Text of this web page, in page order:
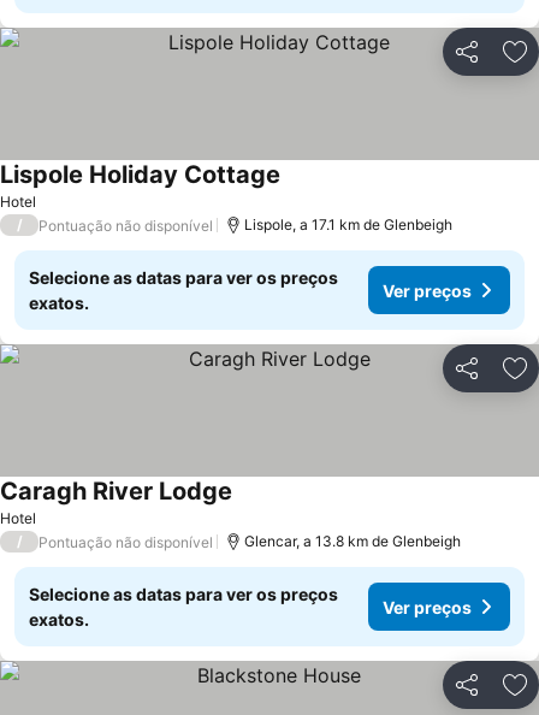
Partilhar
Hotel
Lispole Holiday Cottage
/ Pontuação não disponível Lispole, a 17.1 km de Glenbeigh
Selecione as datas para ver os preços
exatos.
Ver preços
Partilhar
Hotel
Caragh River Lodge
/ Pontuação não disponível Glencar, a 13.8 km de Glenbeigh
Selecione as datas para ver os preços
exatos.
Ver preços
Partilhar